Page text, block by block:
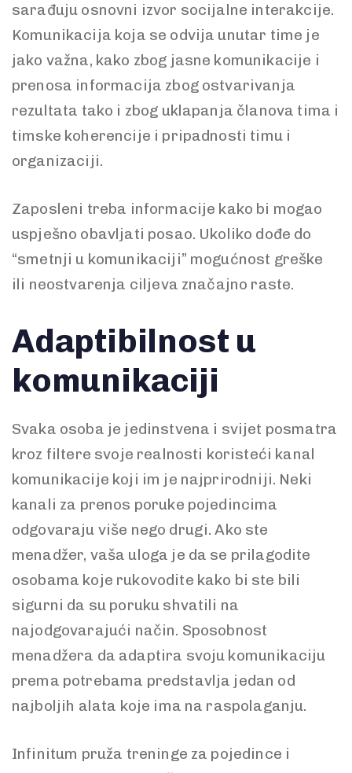
sarađuju osnovni izvor socijalne interakcije.
Komunikacija koja se odvija unutar time je
jako važna, kako zbog jasne komunikacije i
prenosa informacija zbog ostvarivanja
rezultata tako i zbog uklapanja članova tima i
timske koherencije i pripadnosti timu i
organizaciji.
Zaposleni treba informacije kako bi mogao
uspješno obavljati posao. Ukoliko dođe do
“smetnji u komunikaciji” mogućnost greške
ili neostvarenja ciljeva značajno raste.
Adaptibilnost u
komunikaciji
Svaka osoba je jedinstvena i svijet posmatra
kroz filtere svoje realnosti koristeći kanal
komunikacije koji im je najprirodniji. Neki
kanali za prenos poruke pojedincima
odgovaraju više nego drugi. Ako ste
menadžer, vaša uloga je da se prilagodite
osobama koje rukovodite kako bi ste bili
sigurni da su poruku shvatili na
najodgovarajući način. Sposobnost
menadžera da adaptira svoju komunikaciju
prema potrebama predstavlja jedan od
najboljih alata koje ima na raspolaganju.
Infinitum pruža treninge za pojedince i